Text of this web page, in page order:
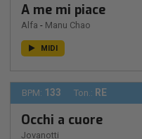
A me mi piace
Alfa - Manu Chao
MIDI
BPM: 133 Ton.: RE
Occhi a cuore
Jovanotti